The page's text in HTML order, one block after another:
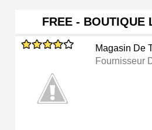
FREE - BOUTIQUE
Magasin De
Fournisseur